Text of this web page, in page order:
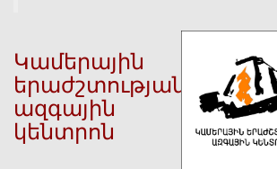
Կամերային
երաժշտության
ազգային
կենտրոն